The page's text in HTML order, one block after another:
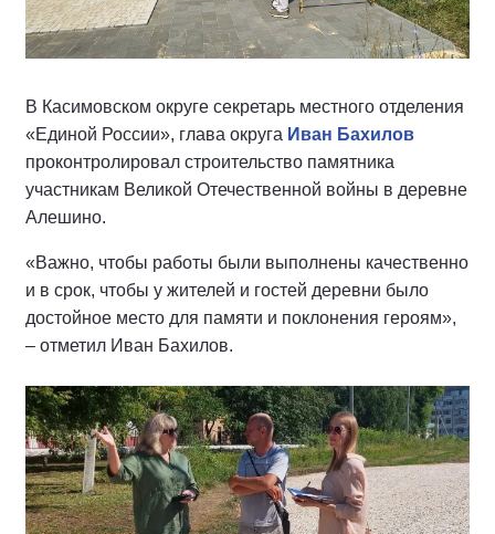
В Касимовском округе секретарь местного отделения
«Единой России», глава округа Иван Бахилов
проконтролировал строительство памятника
участникам Великой Отечественной войны в деревне
Алешино.
«Важно, чтобы работы были выполнены качественно
и в срок, чтобы у жителей и гостей деревни было
достойное место для памяти и поклонения героям»,
– отметил Иван Бахилов.